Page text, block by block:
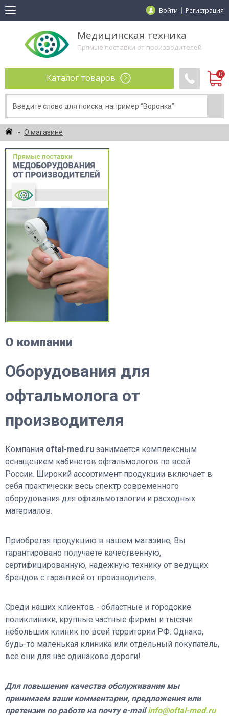
Войти Регистрация
Медицинская техника
Прямые поставки от производителей
Каталог товаров
О магазине
О компании
Оборудования для
офтальмолога от
производителя
Компания oftal-med.ru занимается комплексным
оснащением кабинетов офтальмологов по всей
России. Широкий ассортимент продукции включает в
себя практически весь спектр современного
оборудования для офтальмоталогии и расходных
материалов.
Приобретая продукцию в нашем магазине, Вы
гарантировано получаете качественную,
сертифицированную, надежную технику от ведущих
брендов с гарантией от производителя.
Среди наших клиентов - областные и городские
поликлиники, крупные частные фирмы и тысячи
небольших клиник по всей территории РФ. Однако,
будь-то маленькая клиника или отдельный покупатель,
все они для нас одинаково дороги!
Для повышения качества обслуживания мы
принимаем ваши комментарии, предложения или
претензии по работе на почту e-mailinfo@oftal-med.ru